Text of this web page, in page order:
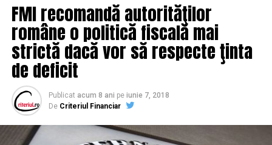
FMI recomandă autorităţilor
române o politică fiscală mai
strictă dacă vor să respecte ţinta
de deficit
Publicat acum 8 ani pe iunie 7, 2018
De Criteriul Financiar